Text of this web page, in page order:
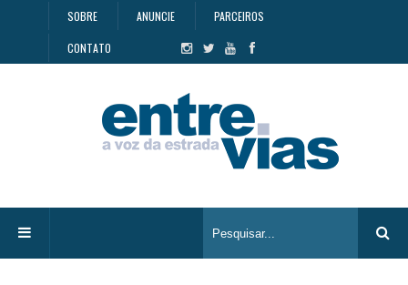
SOBRE ANUNCIE PARCEIROS
CONTATO